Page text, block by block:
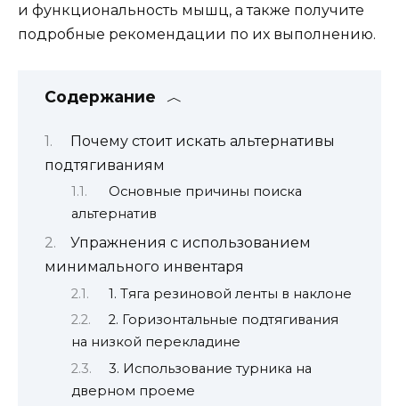
и функциональность мышц, а также получите
подробные рекомендации по их выполнению.
Содержание
Почему стоит искать альтернативы
подтягиваниям
Основные причины поиска
альтернатив
Упражнения с использованием
минимального инвентаря
1. Тяга резиновой ленты в наклоне
2. Горизонтальные подтягивания
на низкой перекладине
3. Использование турника на
дверном проеме